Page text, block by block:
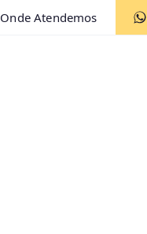
Onde Atendemos